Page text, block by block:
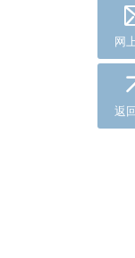
网
返